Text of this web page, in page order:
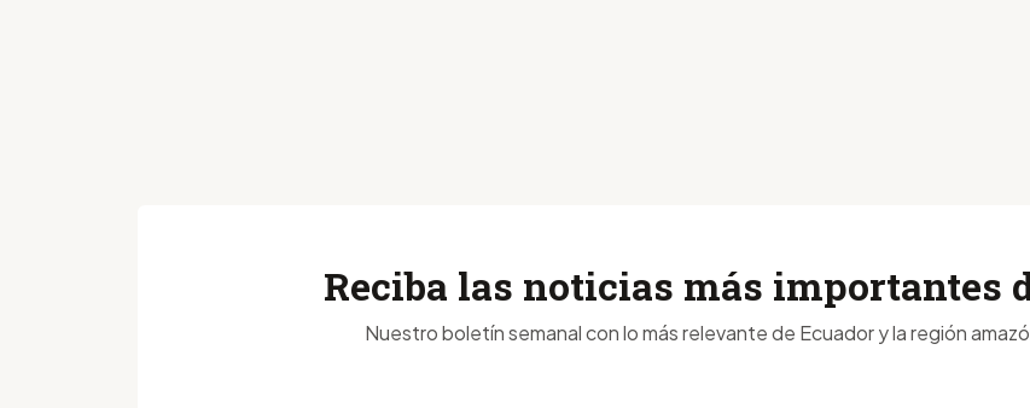
Reciba las noticias más importantes
Nuestro boletín semanal con lo más relevante de Ecuador y la región